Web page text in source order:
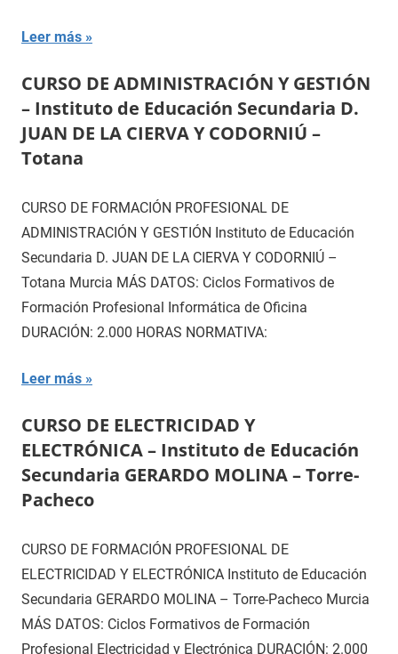
Leer más
CURSO DE ADMINISTRACIÓN Y GESTIÓN
– Instituto de Educación Secundaria D.
JUAN DE LA CIERVA Y CODORNIÚ –
Totana
CURSO DE FORMACIÓN PROFESIONAL DE
ADMINISTRACIÓN Y GESTIÓN Instituto de Educación
Secundaria D. JUAN DE LA CIERVA Y CODORNIÚ –
Totana Murcia MÁS DATOS: Ciclos Formativos de
Formación Profesional Informática de Oficina
DURACIÓN: 2.000 HORAS NORMATIVA:
Leer más
CURSO DE ELECTRICIDAD Y
ELECTRÓNICA – Instituto de Educación
Secundaria GERARDO MOLINA – Torre-
Pacheco
CURSO DE FORMACIÓN PROFESIONAL DE
ELECTRICIDAD Y ELECTRÓNICA Instituto de Educación
Secundaria GERARDO MOLINA – Torre-Pacheco Murcia
MÁS DATOS: Ciclos Formativos de Formación
Profesional Electricidad y Electrónica DURACIÓN: 2.000